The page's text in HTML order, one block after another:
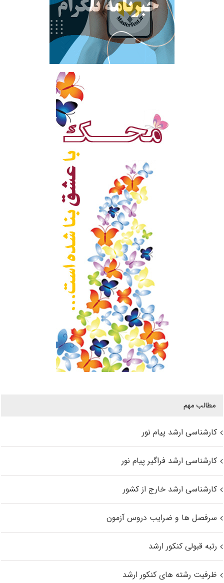
مطالب مهم
کارشناسی ارشد پیام نور
کارشناسی ارشد فراگیر پیام نور
کارشناسی ارشد خارج از کشور
سرفصل ها و ضرایب دروس آزمون
رتبه قبولی کنکور ارشد
ظرفیت رشته های کنکور ارشد